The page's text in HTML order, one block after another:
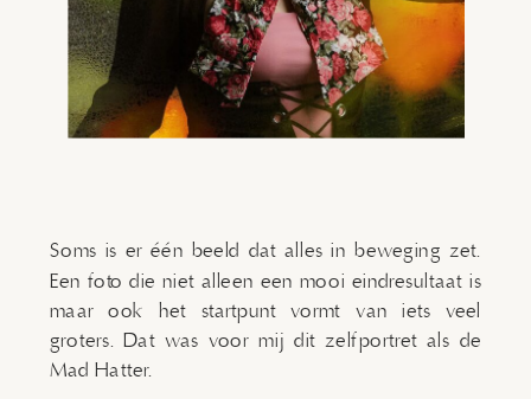
Soms is er één beeld dat alles in beweging zet.
Een foto die niet alleen een mooi eindresultaat is
maar ook het startpunt vormt van iets veel
groters. Dat was voor mij dit zelfportret als de
Mad Hatter.